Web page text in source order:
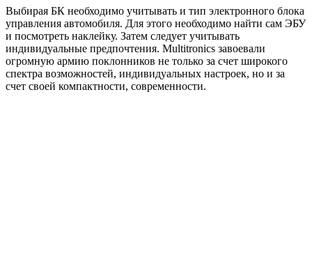
Выбирая БК необходимо учитывать и тип электронного блока
управления автомобиля. Для этого необходимо найти сам ЭБУ
и посмотреть наклейку. Затем следует учитывать
индивидуальные предпочтения. Multitronics завоевали
огромную армию поклонников не только за счет широкого
спектра возможностей, индивидуальных настроек, но и за
счет своей компактности, современности.